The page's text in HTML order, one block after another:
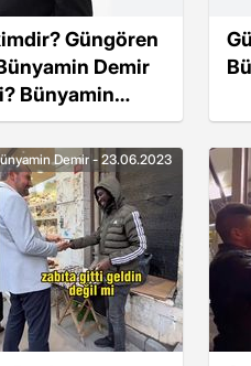
Güngören
Demir
Bünyamin
Demir - 23.06.2023